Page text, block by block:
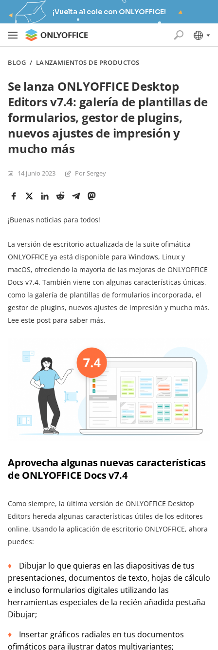
¡Vuelta al cole con ONLYOFFICE!
BLOG / LANZAMIENTOS DE PRODUCTOS
Se lanza ONLYOFFICE Desktop
Editors v7.4: galería de plantillas de
formularios, gestor de plugins,
nuevos ajustes de impresión y
mucho más
14 junio 2023 Por Sergey
¡Buenas noticias para todos!
La versión de escritorio actualizada de la suite ofimática
ONLYOFFICE ya está disponible para Windows, Linux y
macOS, ofreciendo la mayoría de las mejoras de ONLYOFFICE
Docs v7.4. También viene con algunas características únicas,
como la galería de plantillas de formularios incorporada, el
gestor de plugins, nuevos ajustes de impresión y mucho más.
Lee este post para saber más.
Aprovecha algunas nuevas características
de ONLYOFFICE Docs v7.4
Como siempre, la última versión de ONLYOFFICE Desktop
Editors hereda algunas características útiles de los editores
online. Usando la aplicación de escritorio ONLYOFFICE, ahora
puedes:
Dibujar lo que quieras en las diapositivas de tus
presentaciones, documentos de texto, hojas de cálculo
e incluso formularios digitales utilizando las
herramientas especiales de la recién añadida pestaña
Dibujar;
Insertar gráficos radiales en tus documentos
ofimáticos para ilustrar datos multivariantes;